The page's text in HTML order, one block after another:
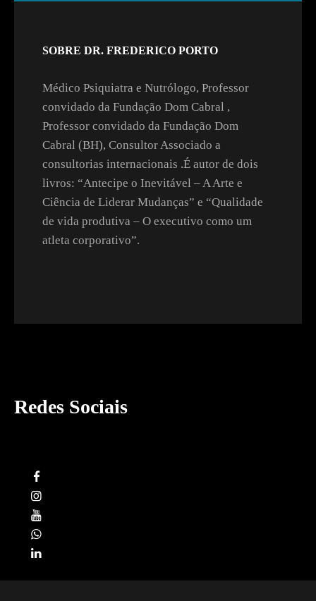
SOBRE DR. FREDERICO PORTO
Médico Psiquiatra e Nutrólogo, Professor
convidado da Fundação Dom Cabral ,
Professor convidado da Fundação Dom
Cabral (BH), Consultor Associado a
consultorias internacionais .É autor de dois
livros: “Antecipe o Inevitável – A Arte e
Ciência de Liderar Mudanças” e “Qualidade
de vida produtiva – O executivo como um
atleta corporativo”.
Redes Sociais